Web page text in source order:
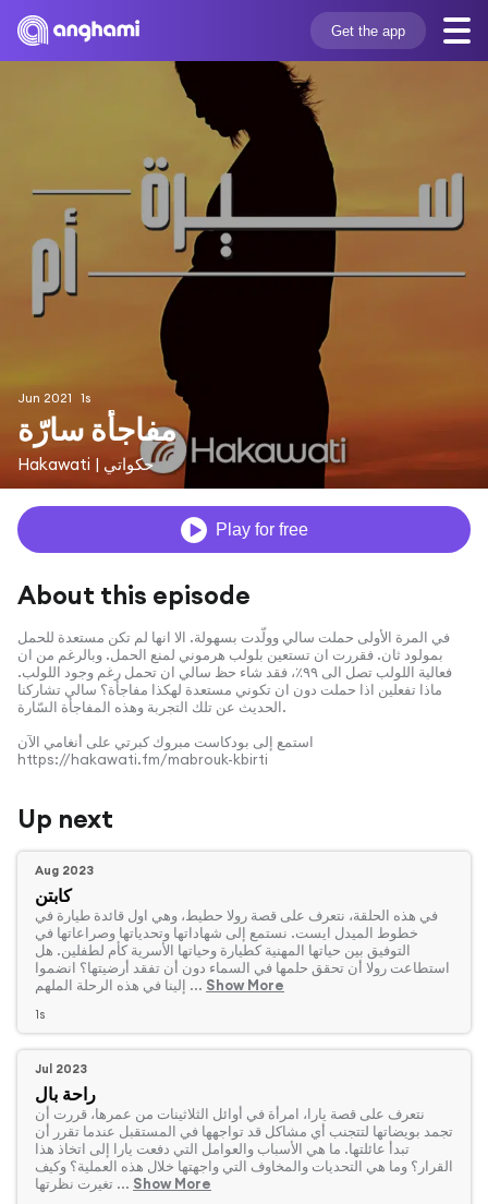
Get the app
Jun 2021 1s
مفاجأة سارّة
Hakawati | حكواتي
Play for free
About this episode
في المرة الأولى حملت سالي وولّدت بسهولة. الا انها لم تكن مستعدة للحمل
بمولود ثان. فقررت ان تستعين بلولب هرموني لمنع الحمل. وبالرغم من ان
فعالية اللولب تصل الى ٩٩٪؜، فقد شاء حظ سالي ان تحمل رغم وجود اللولب.
ماذا تفعلين اذا حملت دون ان تكوني مستعدة لهكذا مفاجأة؟ سالي تشاركنا
الحديث عن تلك التجربة وهذه المفاجأة السّارة.
استمع إلى بودكاست مبروك كبرتي على أنغامي الآن
https://hakawati.fm/mabrouk-kbirti
Up next
Aug 2023
كابتن
‏في هذه الحلقة، نتعرف على قصة رولا حطيط، وهي اول قائدة طيارة في
خطوط الميدل ايست. نستمع إلى شهاداتها وتحدياتها وصراعاتها في
التوفيق بين حياتها المهنية كطيارة وحياتها الأسرية كأم لطفلين. هل
استطاعت رولا أن تحقق حلمها في السماء دون أن تفقد أرضيتها؟ انضموا
إلينا في هذه الرحلة الملهم ... Show More
1s
Jul 2023
راحة بال
‏نتعرف على قصة يارا، امرأة في أوائل الثلاثينات من عمرها، قررت أن
تجمد بويضاتها لتتجنب أي مشاكل قد تواجهها في المستقبل عندما تقرر أن
تبدأ عائلتها. ما هي الأسباب والعوامل التي دفعت يارا إلى اتخاذ هذا
القرار؟ وما هي التحديات والمخاوف التي واجهتها خلال هذه العملية؟ وكيف
تغيرت نظرتها ... Show More